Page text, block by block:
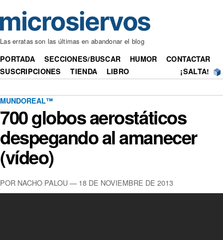
Las erratas son las últimas en abandonar el blog
PORTADA SECCIONES/BUSCAR HUMOR
CONTACTAR
SUSCRIPCIONES
TIENDA LIBRO ¡SALTA!
MUNDOREAL™
700 globos aerostáticos
despegando al amanecer
(vídeo)
POR NACHO PALOU — 18 DE NOVIEMBRE DE 2013